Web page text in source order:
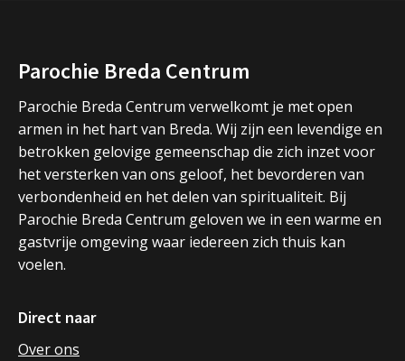
Parochie Breda Centrum
Parochie Breda Centrum verwelkomt je met open
armen in het hart van Breda. Wij zijn een levendige en
betrokken gelovige gemeenschap die zich inzet voor
het versterken van ons geloof, het bevorderen van
verbondenheid en het delen van spiritualiteit. Bij
Parochie Breda Centrum geloven we in een warme en
gastvrije omgeving waar iedereen zich thuis kan
voelen.
Direct naar
Over ons